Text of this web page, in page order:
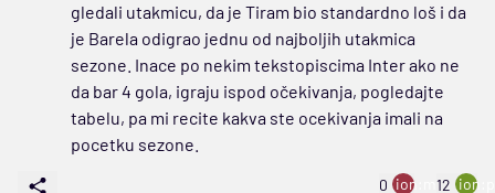
gledali utakmicu, da je Tiram bio standardno loš i da
je Barela odigrao jednu od najboljih utakmica
sezone. Inace po nekim tekstopiscima Inter ako ne
da bar 4 gola, igraju ispod očekivanja, pogledajte
tabelu, pa mi recite kakva ste ocekivanja imali na
pocetku sezone.
0 ion:minus
12